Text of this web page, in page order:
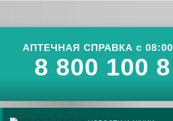
АПТЕЧНАЯ СПРАВКА с 08:00
8 800 100